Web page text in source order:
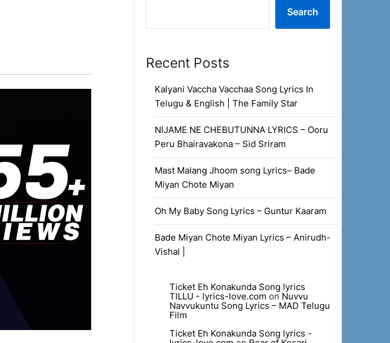
Search
Recent Posts
Kalyani Vaccha Vacchaa Song Lyrics In
Telugu & English | The Family Star
NIJAME NE CHEBUTUNNA LYRICS – Ooru
Peru Bhairavakona – Sid Sriram
Mast Malang Jhoom song Lyrics– Bade
Miyan Chote Miyan
Oh My Baby Song Lyrics – Guntur Kaaram
Bade Miyan Chote Miyan Lyrics – Anirudh-
Vishal |
Ticket Eh Konakunda Song lyrics
TILLU - lyrics-love.com on Nuvvu
Navvukuntu Song Lyrics – MAD Telugu
Film
Ticket Eh Konakunda Song lyrics -